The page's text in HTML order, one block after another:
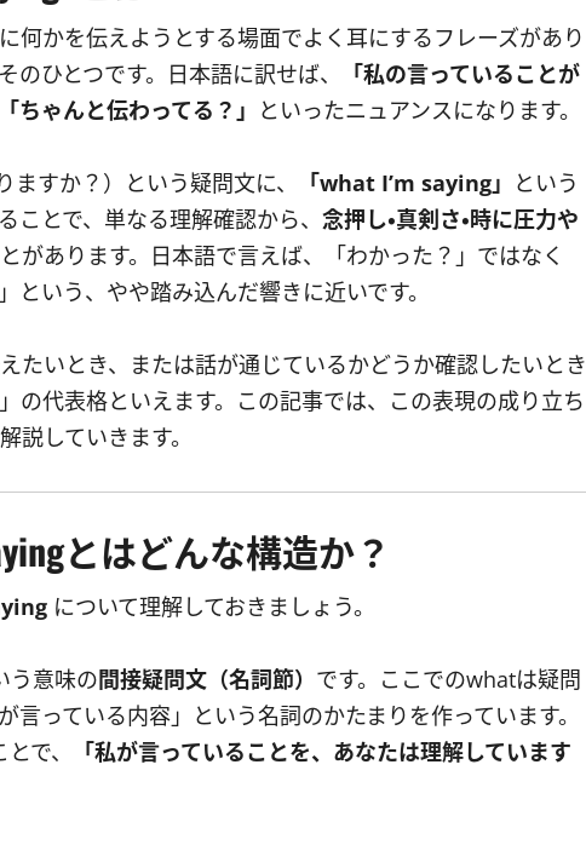
何かを伝えようとする場面でよく耳にするフレーズがあり
ひとつです。日本語に訳せば、
「私の言っていることが
ちゃんと伝わってる？」 といったニュアンスになります。
すか？）という疑問文に、 「what I’m saying」 という
とで、単なる理解確認から、 念押し・真剣さ・時に圧力や
があります。日本語で言えば、「わかった？」ではなく
という、やや踏み込んだ響きに近いです。
たいとき、または話が通じているかどうか確認したいとき
の代表格といえます。この記事では、この表現の成り立ち
説していきます。
とはどんな構造か？
について理解しておきましょう。
う意味の間接疑問文（名詞節） です。ここでのwhatは疑問
っている内容」という名詞のかたまりを作っています。
で、
「私が言っていることを、あなたは理解しています